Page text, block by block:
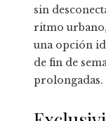
sin
ritmo
una opción
de fin de
prolongadas.